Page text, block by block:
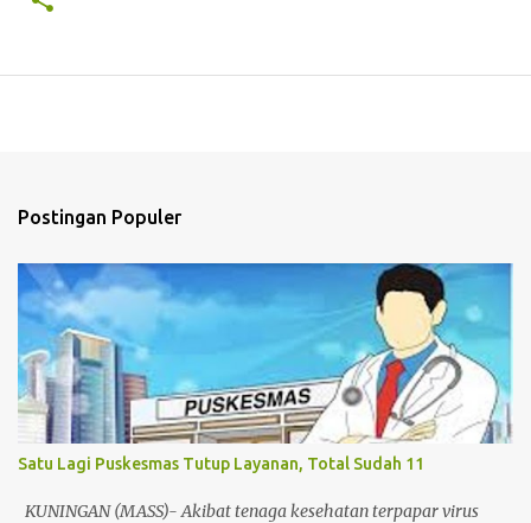
Postingan Populer
Satu Lagi Puskesmas Tutup Layanan, Total Sudah 11
KUNINGAN (MASS)- Akibat tenaga kesehatan terpapar virus